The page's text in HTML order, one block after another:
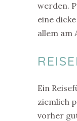
werden.
eine
allem am
Ein
ziemlich
vorher